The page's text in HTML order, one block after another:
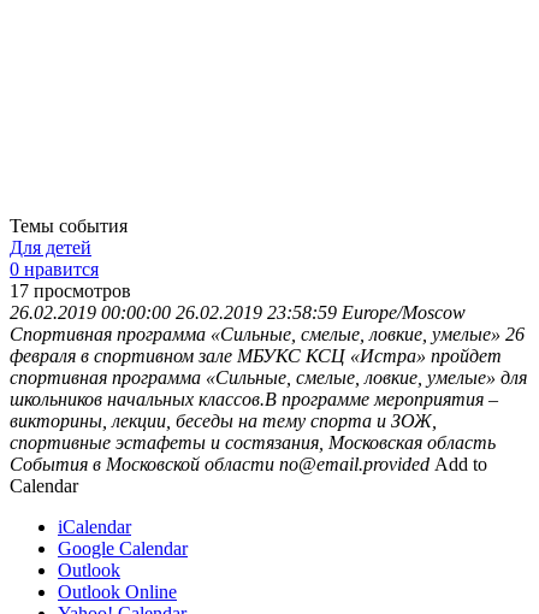
Темы события
Для детей
0 нравится
17 просмотров
26.02.2019 00:00:00 26.02.2019 23:58:59 Europe/Moscow
Спортивная программа «Сильные, смелые, ловкие, умелые» 26
февраля в спортивном зале МБУКС КСЦ «Истра» пройдет
спортивная программа «Сильные, смелые, ловкие, умелые» для
школьников начальных классов.В программе мероприятия –
викторины, лекции, беседы на тему спорта и ЗОЖ,
спортивные эстафеты и состязания, Московская область
События в Московской области no@email.provided Add to
Calendar
iCalendar
Google Calendar
Outlook
Outlook Online